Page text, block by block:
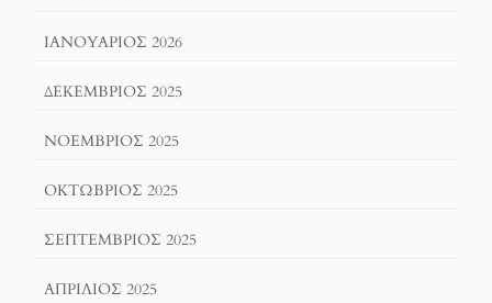
ΙΑΝΟΥΆΡΙΟΣ 2026
ΔΕΚΈΜΒΡΙΟΣ 2025
ΝΟΈΜΒΡΙΟΣ 2025
ΟΚΤΏΒΡΙΟΣ 2025
ΣΕΠΤΈΜΒΡΙΟΣ 2025
ΑΠΡΊΛΙΟΣ 2025